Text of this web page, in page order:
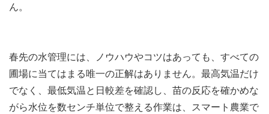
ん。
春先の水管理には、ノウハウやコツはあっても、すべての
圃場に当てはまる唯一の正解はありません。最高気温だけ
でなく、最低気温と日較差を確認し、苗の反応を確かめな
がら水位を数センチ単位で整える作業は、スマート農業で